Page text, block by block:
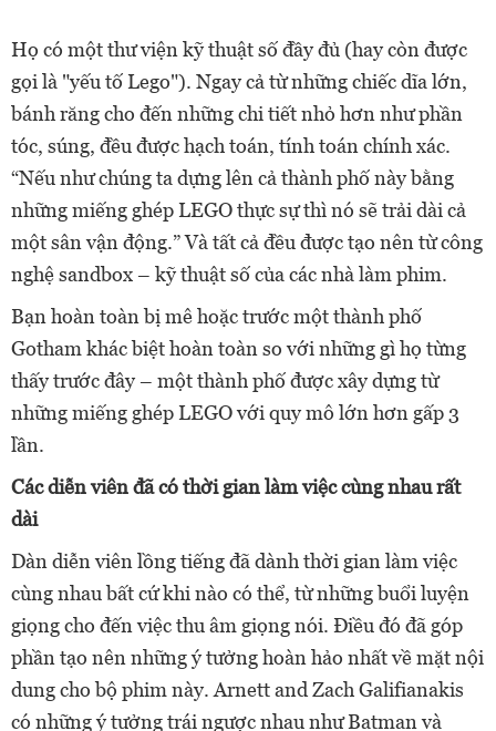
Họ có một thư viện kỹ thuật số đầy đủ (hay còn được
gọi là "yếu tố Lego"). Ngay cả từ những chiếc dĩa lớn,
bánh răng cho đến những chi tiết nhỏ hơn như phần
tóc, súng, đều được hạch toán, tính toán chính xác.
“Nếu như chúng ta dựng lên cả thành phố này bằng
những miếng ghép LEGO thực sự thì nó sẽ trải dài cả
một sân vận động.” Và tất cả đều được tạo nên từ công
nghệ sandbox – kỹ thuật số của các nhà làm phim.
Bạn hoàn toàn bị mê hoặc trước một thành phố
Gotham khác biệt hoàn toàn so với những gì họ từng
thấy trước đây – một thành phố được xây dựng từ
những miếng ghép LEGO với quy mô lớn hơn gấp 3
lần.
Các diễn viên đã có thời gian làm việc cùng nhau rất
dài
Dàn diễn viên lồng tiếng đã dành thời gian làm việc
cùng nhau bất cứ khi nào có thể, từ những buổi luyện
giọng cho đến việc thu âm giọng nói. Điều đó đã góp
phần tạo nên những ý tưởng hoàn hảo nhất về mặt nội
dung cho bộ phim này. Arnett and Zach Galifianakis
có những ý tưởng trái ngược nhau như Batman và